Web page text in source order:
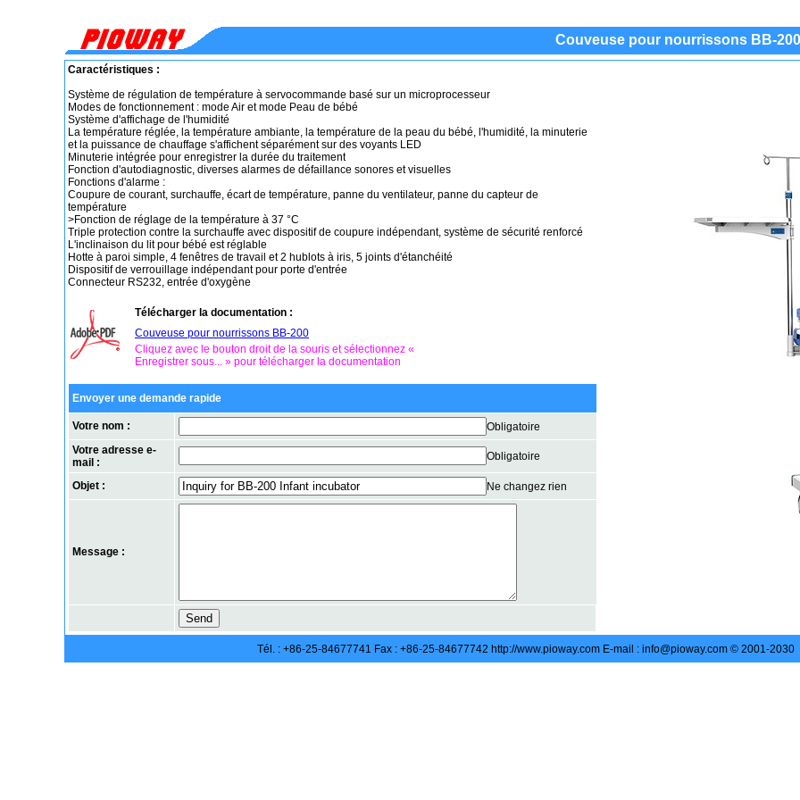
Couveuse pour nourrissons BB-200
Caractéristiques :
Système de régulation de température à servocommande basé sur un microprocesseur
Modes de fonctionnement : mode Air et mode Peau de bébé
Système d'affichage de l'humidité
La température réglée, la température ambiante, la température de la peau du bébé, l'humidité, la minuterie
et la puissance de chauffage s'affichent séparément sur des voyants LED
Minuterie intégrée pour enregistrer la durée du traitement
Fonction d'autodiagnostic, diverses alarmes de défaillance sonores et visuelles
Fonctions d'alarme :
Coupure de courant, surchauffe, écart de température, panne du ventilateur, panne du capteur de
température
>Fonction de réglage de la température à 37 °C
Triple protection contre la surchauffe avec dispositif de coupure indépendant, système de sécurité renforcé
L'inclinaison du lit pour bébé est réglable
Hotte à paroi simple, 4 fenêtres de travail et 2 hublots à iris, 5 joints d'étanchéité
Dispositif de verrouillage indépendant pour porte d'entrée
Connecteur RS232, entrée d'oxygène
Télécharger la documentation :
Couveuse pour nourrissons BB-200
Cliquez avec le bouton droit de la souris et sélectionnez «
Enregistrer sous... » pour télécharger la documentation
Envoyer une demande rapide
Votre nom :
Obligatoire
Votre adresse e-
mail :
Obligatoire
Objet : Ne changez rien
Message :
Tél. : +86-25-84677741 Fax : +86-25-84677742 http://www.pioway.com E-mail : info@pioway.com © 2001-2030